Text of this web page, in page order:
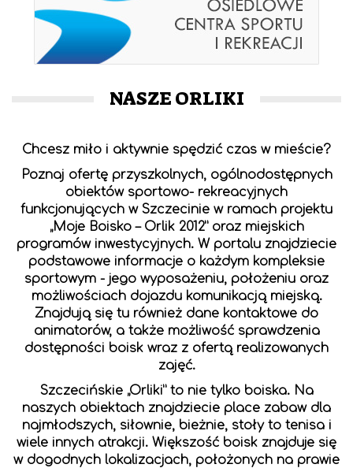
NASZE ORLIKI
Chcesz miło i aktywnie spędzić czas w mieście?
Poznaj ofertę przyszkolnych, ogólnodostępnych
obiektów sportowo- rekreacyjnych
funkcjonujących w Szczecinie w ramach projektu
„Moje Boisko – Orlik 2012” oraz miejskich
programów inwestycyjnych. W portalu znajdziecie
podstawowe informacje o każdym kompleksie
sportowym - jego wyposażeniu, położeniu oraz
możliwościach dojazdu komunikacją miejską.
Znajdują się tu również dane kontaktowe do
animatorów, a także możliwość sprawdzenia
dostępności boisk wraz z ofertą realizowanych
zajęć.
Szczecińskie „Orliki” to nie tylko boiska. Na
naszych obiektach znajdziecie place zabaw dla
najmłodszych, siłownie, bieżnie, stoły to tenisa i
wiele innych atrakcji. Większość boisk znajduje się
w dogodnych lokalizacjach, położonych na prawie